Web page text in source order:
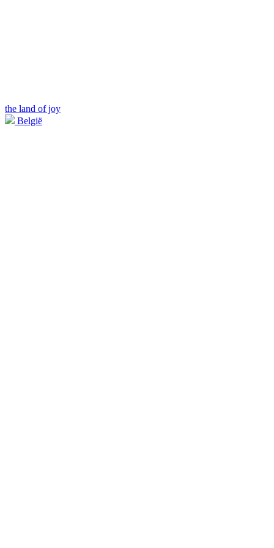
the land of joy
België